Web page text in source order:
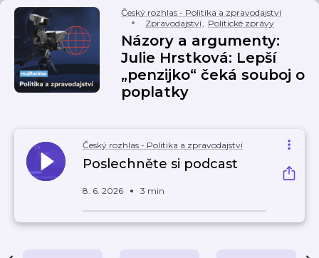
Český rozhlas - Politika a zpravodajství
Zpravodajství, Politické zprávy
Názory a argumenty:
Julie Hrstková: Lepší
„penzijko“ čeká souboj o
poplatky
Český rozhlas - Politika a zpravodajství
Poslechněte si podcast
8. 6. 2026 3 min